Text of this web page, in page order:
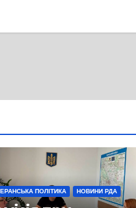
ПОЛІТИКА НОВИНИ РДА